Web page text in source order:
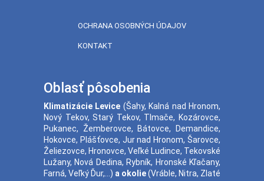
OCHRANA OSOBNÝCH ÚDAJOV
KONTAKT
Oblasť pôsobenia
Klimatizácie Levice (Šahy, Kalná nad Hronom,
Nový Tekov,Starý Tekov, Tlmače, Kozárovce,
Pukanec, Žemberovce, Bátovce, Demandice,
Hokovce, Plášťovce, Jur nad Hronom,Šarovce,
Želiezovce, Hronovce, Veľké Ludince, Tekovské
Lužany, Nová Dedina, Rybník, Hronské Kľačany,
Farná, Veľký Ďur,...) a okolie(Vráble, Nitra, Zlaté